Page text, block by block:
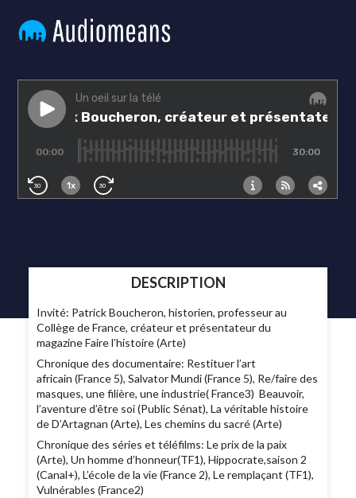
DESCRIPTION
Invité: Patrick Boucheron, historien, professeur au
Collège de France, créateur et présentateur du
magazine Faire l’histoire (Arte)
Chronique des documentaire: Restituer l’art
africain (France 5), Salvator Mundi (France 5), Re/faire des
masques, une filière, une industrie( France3) Beauvoir,
l’aventure d’être soi (Public Sénat), La véritable histoire
de D’Artagnan (Arte), Les chemins du sacré (Arte)
Chronique des séries et téléfilms: Le prix de la paix
(Arte), Un homme d’honneur(TF1), Hippocrate,saison 2
(Canal+), L’école de la vie (France 2), Le remplaçant (TF1),
Vulnérables (France2)